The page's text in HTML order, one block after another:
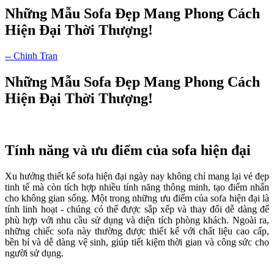
Những Mẫu Sofa Đẹp Mang Phong Cách
Hiện Đại Thời Thượng!
-- Chinh Tran
Những Mẫu Sofa Đẹp Mang Phong Cách
Hiện Đại Thời Thượng!
Tính năng và ưu điểm của sofa hiện đại
Xu hướng thiết kế sofa hiện đại ngày nay không chỉ mang lại vẻ đẹp
tinh tế mà còn tích hợp nhiều tính năng thông minh, tạo điểm nhấn
cho không gian sống. Một trong những ưu điểm của sofa hiện đại là
tính linh hoạt - chúng có thể được sắp xếp và thay đổi dễ dàng để
phù hợp với nhu cầu sử dụng và diện tích phòng khách. Ngoài ra,
những chiếc sofa này thường được thiết kế với chất liệu cao cấp,
bền bỉ và dễ dàng vệ sinh, giúp tiết kiệm thời gian và công sức cho
người sử dụng.